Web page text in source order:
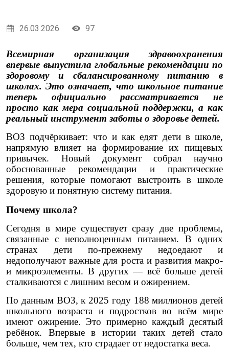
26.03.2026 97
Всемирная организация здравоохранения
впервые выпустила глобальные рекомендации по
здоровому и сбалансированному питанию в
школах. Это означает, что школьное питание
теперь официально рассматривается не
просто как мера социальной поддержки, а как
реальный инструмент заботы о здоровье детей.
ВОЗ подчёркивает: что и как едят дети в школе,
напрямую влияет на формирование их пищевых
привычек. Новый документ собрал научно
обоснованные рекомендации и практические
решения, которые помогают выстроить в школе
здоровую и понятную систему питания.
Почему школа?
Сегодня в мире существует сразу две проблемы,
связанные с неполноценным питанием. В одних
странах дети по-прежнему недоедают и
недополучают важные для роста и развития макро-
и микроэлементы. В других — всё больше детей
сталкиваются с лишним весом и ожирением.
По данным ВОЗ, к 2025 году 188 миллионов детей
школьного возраста и подростков во всём мире
имеют ожирение. Это примерно каждый десятый
ребёнок. Впервые в истории таких детей стало
больше, чем тех, кто страдает от недостатка веса.